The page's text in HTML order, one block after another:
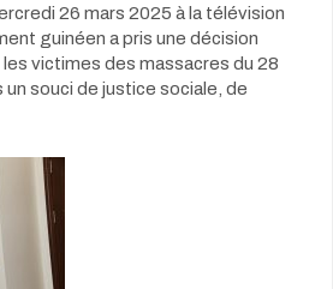
26 mars 2025 à la télévision
guinéen a pris une décision
victimes des massacres du 28
souci de justice sociale, de